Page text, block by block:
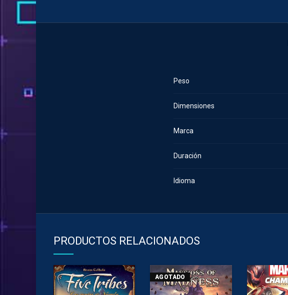
Peso
Dimensiones
Marca
Duración
Idioma
PRODUCTOS RELACIONADOS
AGOTADO